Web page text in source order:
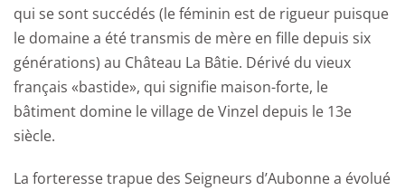
qui se sont succédés (le féminin est de rigueur puisque
le domaine a été transmis de mère en fille depuis six
générations) au Château La Bâtie. Dérivé du vieux
français «bastide», qui signifie maison-forte, le
bâtiment domine le village de Vinzel depuis le 13e
siècle.
La forteresse trapue des Seigneurs d’Aubonne a évolué